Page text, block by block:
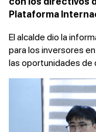
Plataforma
El alcalde dio la
para los inversores
las oportunidades de